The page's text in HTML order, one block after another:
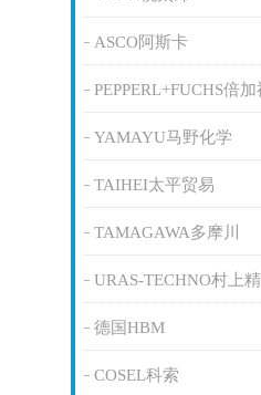
ASCO阿斯卡
PEPPERL+FUCHS倍加
YAMAYU马野化学
TAIHEI太平贸易
TAMAGAWA多摩川
URAS-TECHNO村上
德国HBM
COSEL科索